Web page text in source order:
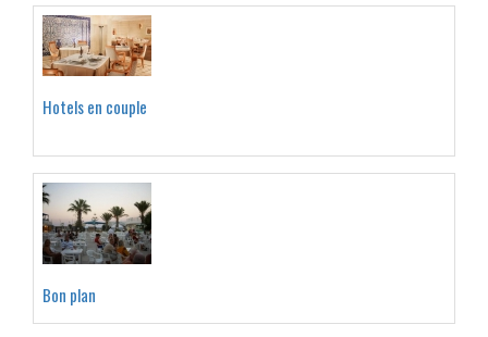
Hotels en couple
Bon plan